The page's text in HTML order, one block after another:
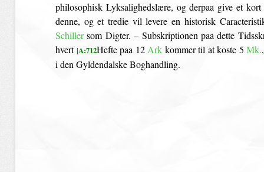
philosophisk Lyksalighedslære, og derpaa give et
denne, og et tredie vil levere en historisk
Schillersom Digter. – Subskriptionen paa dette
hvert |A:712Hefte paa 12 Ark kommer til at koste 5Mk.
i den Gyldendalske Boghandling.